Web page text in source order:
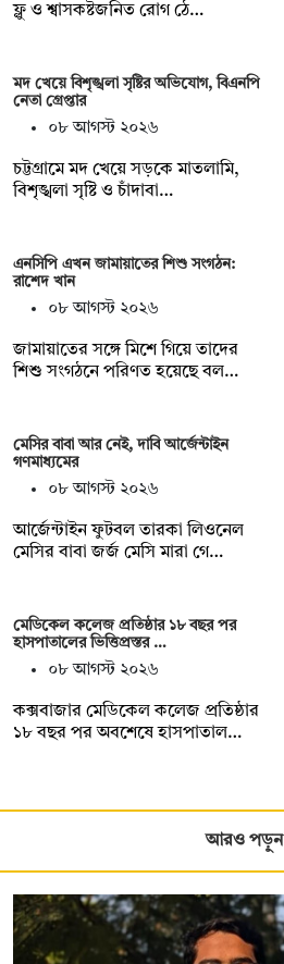
ফ্লু ও শ্বাসকষ্টজনিত রোগ ঠে…
মদ খেয়ে বিশৃঙ্খলা সৃষ্টির অভিযোগ, বিএনপি
নেতা গ্রেপ্তার
০৮ আগস্ট ২০২৬
চট্টগ্রামে মদ খেয়ে সড়কে মাতলামি,
বিশৃঙ্খলা সৃষ্টি ও চাঁদাবা…
এনসিপি এখন জামায়াতের শিশু সংগঠন:
রাশেদ খান
০৮ আগস্ট ২০২৬
জামায়াতের সঙ্গে মিশে গিয়ে তাদের
শিশু সংগঠনে পরিণত হয়েছে বল…
মেসির বাবা আর নেই, দাবি আর্জেন্টাইন
গণমাধ্যমের
০৮ আগস্ট ২০২৬
আর্জেন্টাইন ফুটবল তারকা লিওনেল
মেসির বাবা জর্জ মেসি মারা গে…
মেডিকেল কলেজ প্রতিষ্ঠার ১৮ বছর পর
হাসপাতালের ভিত্তিপ্রস্তর …
০৮ আগস্ট ২০২৬
কক্সবাজার মেডিকেল কলেজ প্রতিষ্ঠার
১৮ বছর পর অবশেষে হাসপাতাল…
আরও পড়ুন